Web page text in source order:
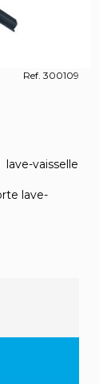
Ref. 300109
vaisselle
lave-